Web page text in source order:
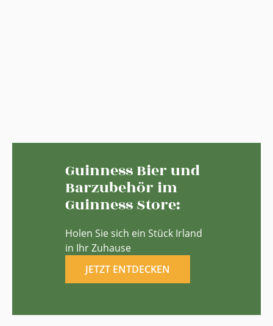
Guinness Bier und
Barzubehör im
Guinness Store:
Holen Sie sich ein Stück Irland
in Ihr Zuhause
JETZT ENTDECKEN